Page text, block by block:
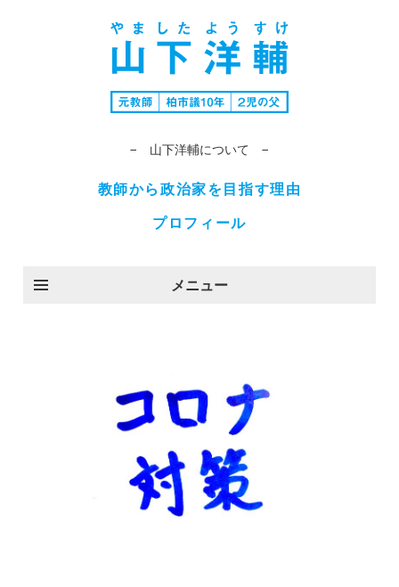
− 山下洋輔について −
教師から政治家を目指す理由
プロフィール
メニュー